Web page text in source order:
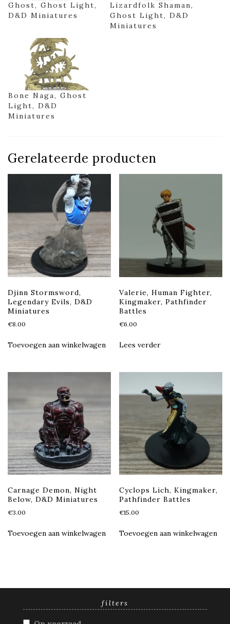
Ghost, Ghost Light,
D&D Miniatures
Lizardfolk Shaman,
Ghost Light, D&D
Miniatures
Bone Naga, Ghost
Light, D&D
Miniatures
Gerelateerde producten
Djinn Stormsword,
Legendary Evils, D&D
Miniatures
€8.00
Toevoegen aan winkelwagen
Valerie, Human Fighter,
Kingmaker, Pathfinder
Battles
€6.00
Lees verder
Carnage Demon, Night
Below, D&D Miniatures
€3.00
Toevoegen aan winkelwagen
Cyclops Lich, Kingmaker,
Pathfinder Battles
€15.00
Toevoegen aan winkelwagen
filters